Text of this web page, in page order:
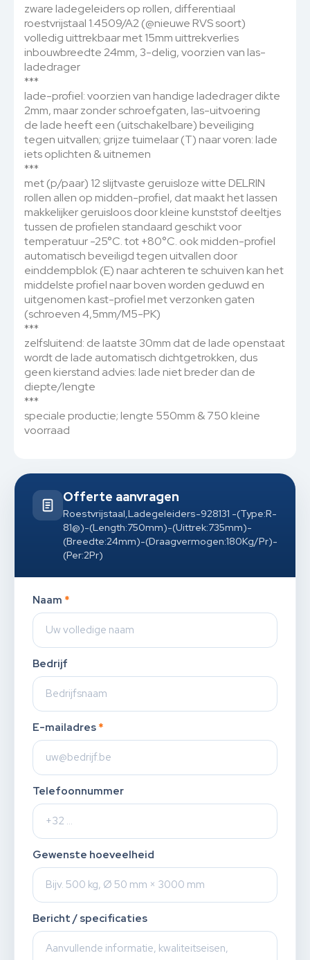
zware ladegeleiders op rollen, differentiaal
roestvrijstaal 1.4509/A2 (@nieuwe RVS soort)
volledig uittrekbaar met 15mm uittrekverlies
inbouwbreedte 24mm, 3-delig, voorzien van las-
ladedrager
***
lade-profiel: voorzien van handige ladedrager dikte
2mm, maar zonder schroefgaten, las-uitvoering
de lade heeft een (uitschakelbare) beveiliging
tegen uitvallen; grijze tuimelaar (T) naar voren: lade
iets oplichten & uitnemen
***
met (p/paar) 12 slijtvaste geruisloze witte DELRIN
rollen allen op midden-profiel, dat maakt het lassen
makkelijker geruisloos door kleine kunststof deeltjes
tussen de profielen standaard geschikt voor
temperatuur -25°C. tot +80°C. ook midden-profiel
automatisch beveiligd tegen uitvallen door
einddempblok (E) naar achteren te schuiven kan het
middelste profiel naar boven worden geduwd en
uitgenomen kast-profiel met verzonken gaten
(schroeven 4,5mm/M5-PK)
***
zelfsluitend: de laatste 30mm dat de lade openstaat
wordt de lade automatisch dichtgetrokken, dus
geen kierstand advies: lade niet breder dan de
diepte/lengte
***
speciale productie; lengte 550mm & 750 kleine
voorraad
Offerte aanvragen
Roestvrijstaal,Ladegeleiders-928131 -(Type:R-
81@)-(Length:750mm)-(Uittrek:735mm)-
(Breedte:24mm)-(Draagvermogen:180Kg/Pr)-
(Per:2Pr)
Naam *
Bedrijf
E-mailadres *
Telefoonnummer
Gewenste hoeveelheid
Bericht / specificaties